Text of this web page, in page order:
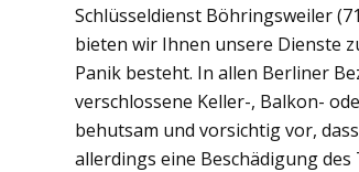
Schlüsseldienst Böhringsweiler
bieten wir Ihnen unsere Dienste
Panik besteht. In allen Berliner
verschlossene Keller-, Balkon-
behutsam und vorsichtig vor,
allerdings eine Beschädigung